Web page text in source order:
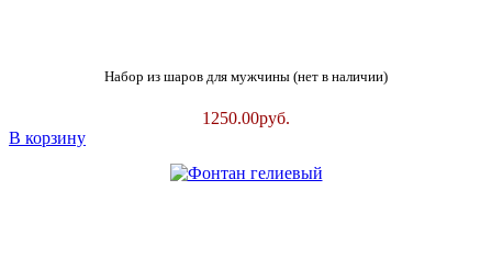
Набор из шаров для мужчины (нет в наличии)
1250.00руб.
В корзину